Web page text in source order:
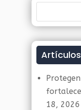
18, 2026